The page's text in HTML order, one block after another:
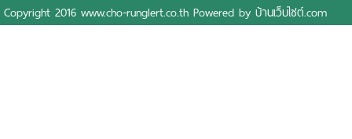
Copyright 2016 www.cho-runglert.co.th Powered by บ้านเว็บไซต์.com